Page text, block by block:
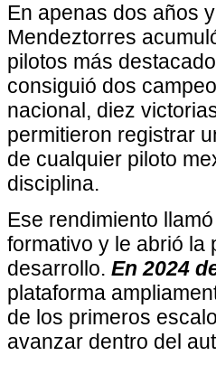
En apenas dos años
Mendeztorres
pilotos más
consiguió dos
nacional, diez
permitieron registrar
de cualquier piloto
disciplina.
Ese rendimiento
formativo y le abrió la
desarrollo. En 2024
plataforma
de los primeros
avanzar dentro del